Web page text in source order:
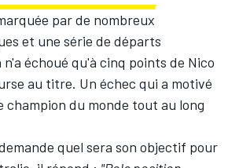
par de nombreux
et une série de départs
échoué qu'à cinq points de Nico
au titre. Un échec qui a motivé
champion du monde tout au long
quel sera son objectif pour